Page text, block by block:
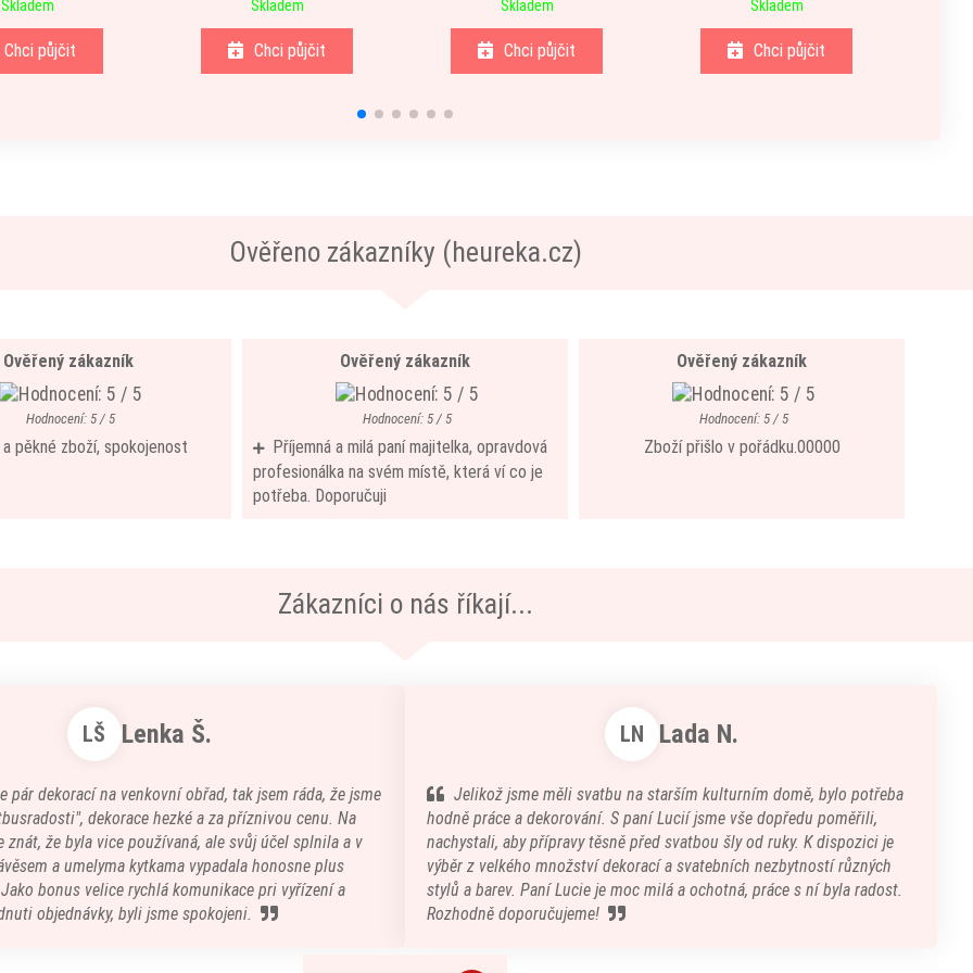
Skladem
Chci půjčit
Skladem
Chci půjčit
Skladem
Chci půjčit
Skladem
Chci půjčit
Ověřeno zákazníky (heureka.cz)
Ověřený zákazník
Hodnocení: 5 / 5
pěkné zboží, spokojenost
Ověřený zákazník
Hodnocení: 5 / 5
Příjemná a milá paní majitelka, opravdová
profesionálka na svém místě, která ví co je
potřeba. Doporučuji
Ověřený zákazník
Hodnocení: 5 / 5
Zboží přišlo v pořádku.00000
Zákazníci o nás říkají...
LŠ Lenka Š.
pár dekorací na venkovní obřad, tak jsem ráda, že jsme
dekorace hezké a za příznivou cenu. Na
znát, že byla vice používaná, ale svůj účel splnila a v
a umelyma kytkama vypadala honosne plus
bonus velice rychlá komunikace pri vyřízení a
objednávky, byli jsme spokojeni.
LN Lada N.
Jelikož jsme měli svatbu na starším kulturním domě, bylo potřeba
hodně práce a dekorování. S paní Lucií jsme vše dopředu poměřili,
nachystali, aby přípravy těsně před svatbou šly od ruky. K dispozici je
výběr z velkého množství dekorací a svatebních nezbytností různých
stylů a barev. Paní Lucie je moc milá a ochotná, práce s ní byla radost.
Rozhodně doporučujeme!